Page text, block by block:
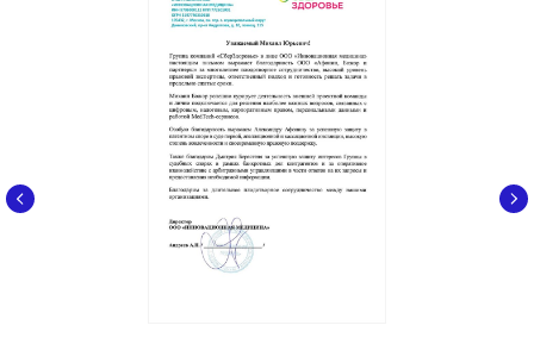
Нажимая кнопку «Подписаться на рассылку», вы
на обработку персональных
персональных данных